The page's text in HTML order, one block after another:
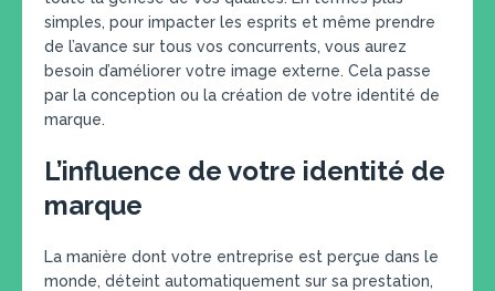
simples, pour impacter les esprits et même prendre
de l’avance sur tous vos concurrents, vous aurez
besoin d’améliorer votre image externe. Cela passe
par la conception ou la création de votre identité de
marque.
L’influence de votre identité de
marque
La manière dont votre entreprise est perçue dans le
monde, déteint automatiquement sur sa prestation,